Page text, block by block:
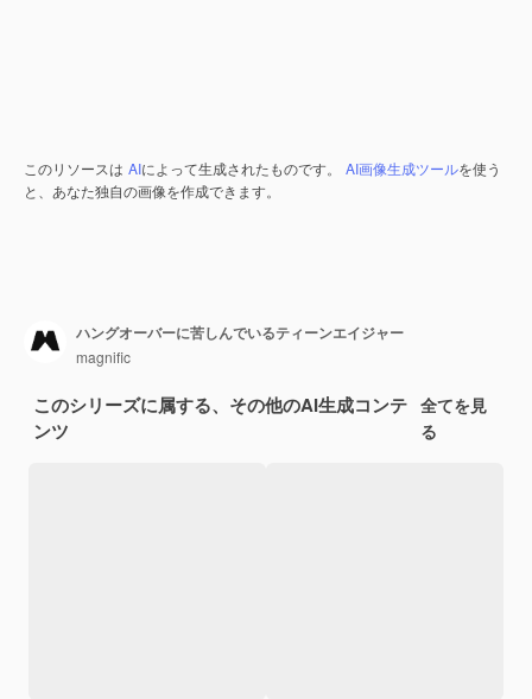
このリソースは AIによって生成されたものです。 AI画像生成ツールを使う
と、あなた独自の画像を作成できます。
ハングオーバーに苦しんでいるティーンエイジャー
magnific
このシリーズに属する、その他のAI生成コンテ
ンツ
全てを見
る